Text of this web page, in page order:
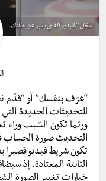
سجّل الفيديو الذي يعبّر عن حالتك.
“عرّف بنفسك” أو “قدّم
للتحديثات الجديدة
وربّما تكون السّبب
التحديث صورة الحساب
الثابتة المعتادة. إذ